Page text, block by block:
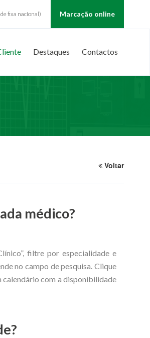
fixa nacional) Marcação online
Destaques Contactos
Voltar
médico?
filtre por especialidade e
no campo de pesquisa. Clique
calendário com a disponibilidade